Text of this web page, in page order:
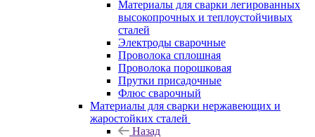
Материалы для сварки легированных
высокопрочных и теплоустойчивых
сталей
Электроды сварочные
Проволока сплошная
Проволока порошковая
Прутки присадочные
Флюс сварочный
Материалы для сварки нержавеющих и
жаростойких сталей
Назад